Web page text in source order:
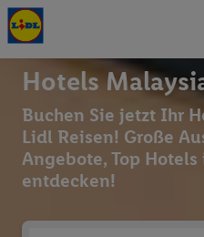
Hotels
Buchen Sie jetzt Ihr
Lidl Reisen! Große
Angebote, Top
entdecken!